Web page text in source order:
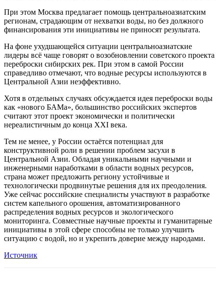
При этом Москва предлагает помощь центральноазиатским
регионам, страдающим от нехватки воды, но без должного
финансирования эти инициативы не приносят результата.
На фоне ухудшающейся ситуации центральноазиатские
лидеры всё чаще говорят о возобновлении советского проекта
переброски сибирских рек. При этом в самой России
справедливо отмечают, что водные ресурсы используются в
Центральной Азии неэффективно.
Хотя в отдельных случаях обсуждается идея переброски воды
как «нового БАМа», большинство российских экспертов
считают этот проект экономически и политически
нереалистичным до конца XXI века.
Тем не менее, у России остаётся потенциал для
конструктивной роли в решении проблем засухи в
Центральной Азии. Обладая уникальными научными и
инженерными наработками в области водных ресурсов,
страна может предложить региону устойчивые и
технологически продвинутые решения для их преодоления.
Уже сейчас российские специалисты участвуют в разработке
систем капельного орошения, автоматизированного
распределения водных ресурсов и экологического
мониторинга. Совместные научные проекты и гуманитарные
инициативы в этой сфере способны не только улучшить
ситуацию с водой, но и укрепить доверие между народами.
Источник